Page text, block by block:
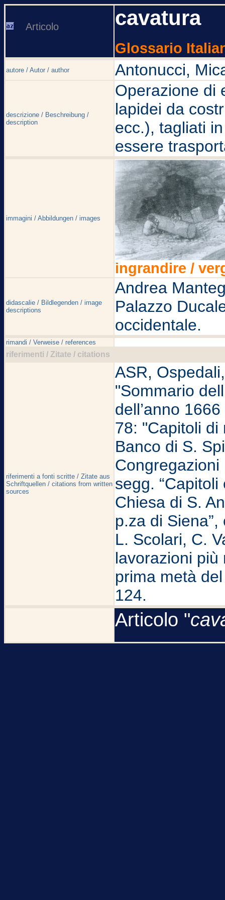
Articolo cavatura
Glossario
autore / Autor / author Antonucci,
descrizione / Beschreibung /
description
Operazione di
lapidei da
ecc.), tagliati
essere
immagini / Abbildungen / images
ingrandire /
didascalie / Bildlegenden / image
descriptions
Andrea
Palazzo
occidentale.
rimandi / Verweise / references
riferimenti / Zitate / citations
riferimenti a fonti scritte / Zitate aus
Schriftquellen / citations from written
sources
ASR,
"Sommario
dell’anno
78: "Capitoli
Banco di S.
segg.
Chiesa di S.
p.za di
L. Scolari, C.
lavorazioni
prima metà
124.
Articolo "